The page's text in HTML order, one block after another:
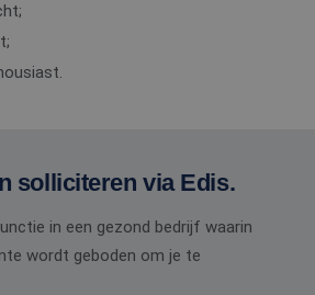
solliciteren via Edis.
in een gezond bedrijf waarin
wordt geboden om je te